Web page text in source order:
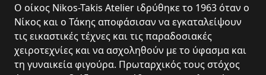
Ο οίκος Nikos-Takis Atelier ιδρύθηκε το 1963 όταν ο
Νίκος και ο Τάκης αποφάσισαν να εγκαταλείψουν
τις εικαστικές τέχνες και τις παραδοσιακές
χειροτεχνίες και να ασχοληθούν με το ύφασμα και
τη γυναικεία φιγούρα. Πρωταρχικός τους στόχος